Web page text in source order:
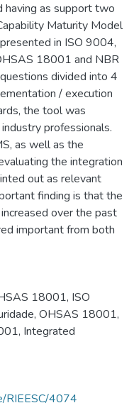
as support two
Maturity Model
in ISO 9004,
18001 and NBR
divided into 4
/ execution
the tool was
professionals.
as well as the
the integration
out as relevant
finding is that the
over the past
important from both
18001, ISO
, OHSAS 18001,
, Integrated
RIEESC/4074